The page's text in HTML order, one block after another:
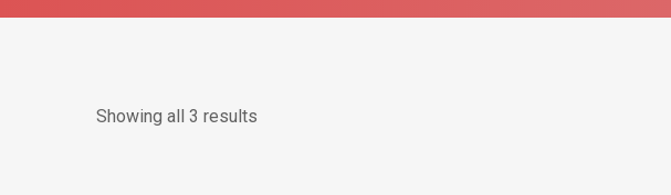
Showing all 3 results